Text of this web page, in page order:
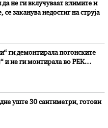
не ги вклучуваат климите и
заканува недостиг на струја
ги демонтирала погонските
и не ги монтирала во РЕК
уште 30 сантиметри, готови